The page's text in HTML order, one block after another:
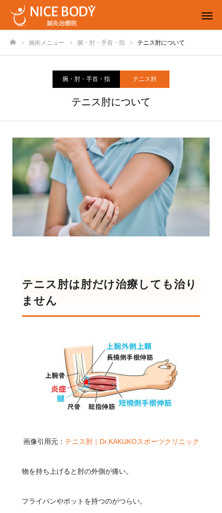
施術メニュー 腕・肘・手首・指 テニス肘について
腕・肘・手首・指 テニス肘
テニス肘について
テニス肘は肘だけ治療しても治り
ません
画像引用元： テニス肘｜Dr.KAKUKOスポーツクリニック
物を持ち上げると肘の外側が痛い。
フライパンやポットを持つのがつらい。